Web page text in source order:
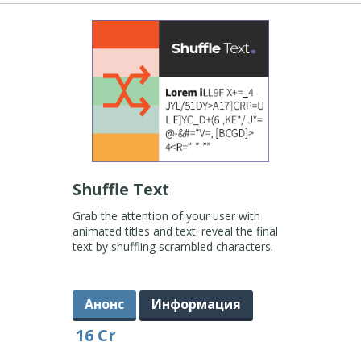
Shuffle Text
Grab the attention of your user with
animated titles and text: reveal the final
text by shuffling scrambled characters.
Анонс Информация
16 Cr